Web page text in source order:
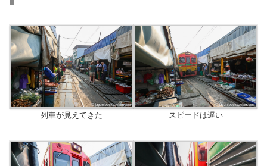
列車が見えてきた スピードは遅い